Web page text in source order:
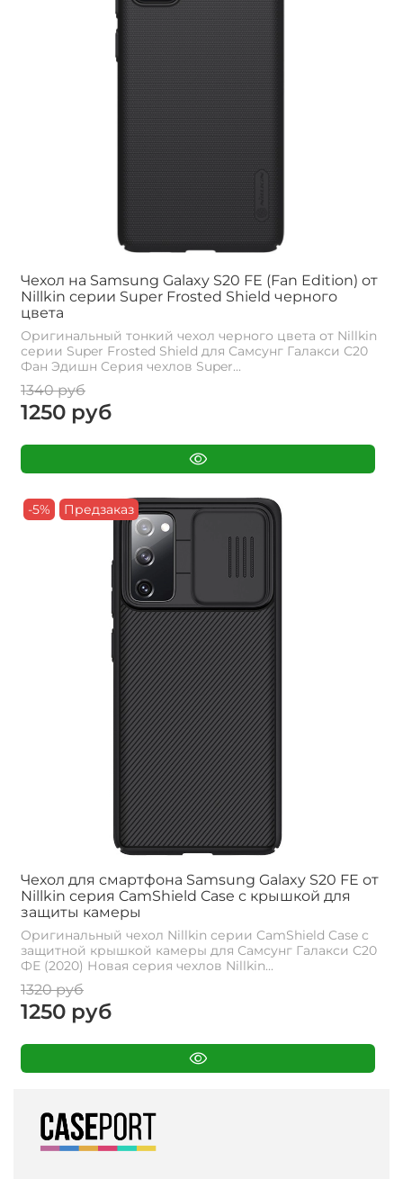
Чехол на Samsung Galaxy S20 FE (Fan Edition) от
Nillkin серии Super Frosted Shield черного
цвета
Оригинальный тонкий чехол черного цвета от Nillkin
серии Super Frosted Shield для Самсунг Галакси С20
Фан Эдишн Cерия чехлов Super...
1340 руб
1250 руб
-5% Предзаказ
Чехол для смартфона Samsung Galaxy S20 FE от
Nillkin серия CamShield Case с крышкой для
защиты камеры
Оригинальный чехол Nillkin серии CamShield Case с
защитной крышкой камеры для Самсунг Галакси C20
ФЕ (2020) Новая серия чехлов Nillkin...
1320 руб
1250 руб